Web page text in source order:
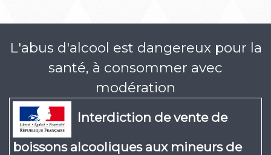
L'abus d'alcool est dangereux pour la
santé, à consommer avec
modération
Interdiction de vente de
boissons alcooliques aux mineurs de